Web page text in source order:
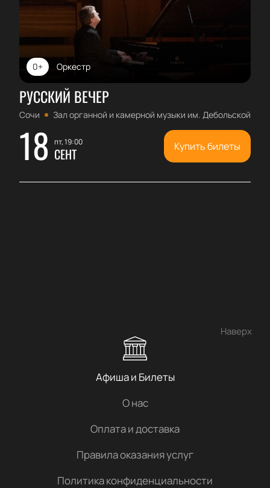
Оркестр
0+
РУССКИЙ ВЕЧЕР
Сочи Зал органной и камерной музыки им. Дебольской
18 пт, 19:00
СЕНТ Купить билеты
Наверх
Афиша и Билеты
О нас
Оплата и доставка
Правила оказания услуг
Политика конфиденциальности